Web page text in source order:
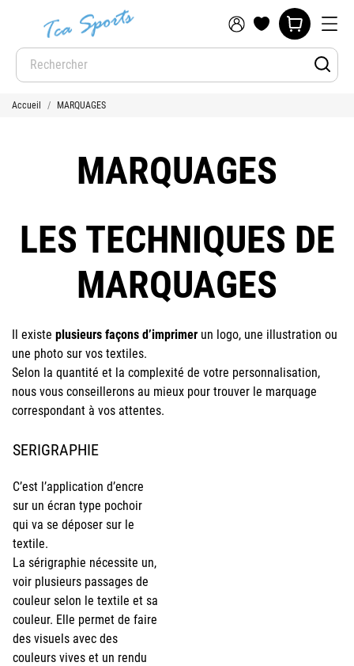
Accueil MARQUAGES
MARQUAGES
LES TECHNIQUES DE
MARQUAGES
Il existe plusieurs façons d’imprimer un logo, une illustration ou
une photo sur vos textiles.
Selon la quantité et la complexité de votre personnalisation,
nous vous conseillerons au mieux pour trouver le marquage
correspondant à vos attentes.
SERIGRAPHIE
C’est l’application d’encre
sur un écran type pochoir
qui va se déposer sur le
textile.
La sérigraphie nécessite un,
voir plusieurs passages de
couleur selon le textile et sa
couleur. Elle permet de faire
des visuels avec des
couleurs vives et un rendu